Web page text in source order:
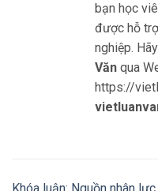
bạn học
được hỗ
nghiệp.
Văn qua
https://